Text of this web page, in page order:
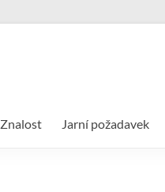
Znalost Jarní požadavek